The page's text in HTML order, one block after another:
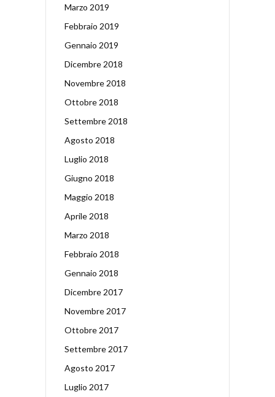
Marzo 2019
Febbraio 2019
Gennaio 2019
Dicembre 2018
Novembre 2018
Ottobre 2018
Settembre 2018
Agosto 2018
Luglio 2018
Giugno 2018
Maggio 2018
Aprile 2018
Marzo 2018
Febbraio 2018
Gennaio 2018
Dicembre 2017
Novembre 2017
Ottobre 2017
Settembre 2017
Agosto 2017
Luglio 2017